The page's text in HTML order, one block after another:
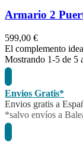
Armario 2
599,00 €
El complemento
Mostrando 1-5 de 5
Envios Gratis*
Envios gratis a
*salvo envíos a